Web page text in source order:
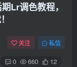
Lr调色教程，
关注 私信
0 660 12